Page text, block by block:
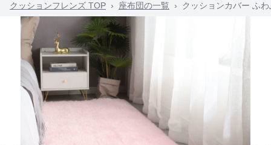
クッションフレンズ TOP › 座布団の一覧 › クッションカバー ふ